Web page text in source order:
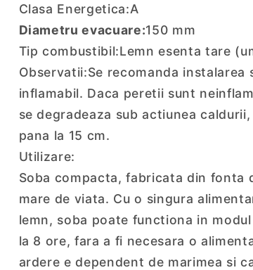
-
Antracit
-
Antracit
Clasa Energetica:A
Diametru evacuare:150 mm
Tip combustibil:Lemn esenta tare
Observatii:Se recomanda
inflamabil. Daca peretii sunt
se degradeaza sub actiunea
pana la 15 cm.
Utilizare:
Soba compacta, fabricata din fonta
mare de viata. Cu o singura
lemn, soba poate functiona in
la 8 ore, fara a fi necesara o
ardere e dependent de marimea si